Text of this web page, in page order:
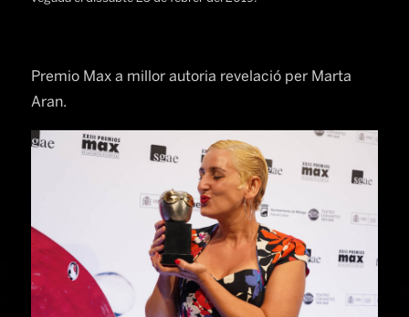
Premio Max a millor autoria revelació per Marta
Aran.